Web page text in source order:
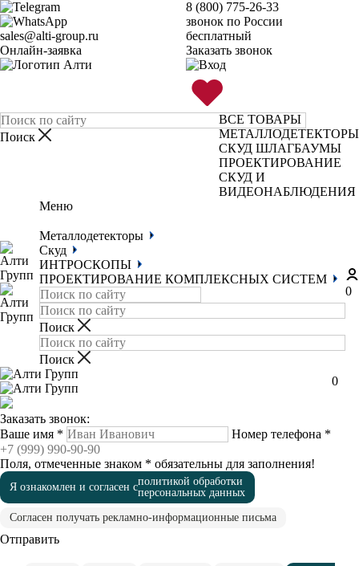
sales@alti-group.ru
Онлайн-заявка
8 (800) 775-26-33
звонок по России
бесплатный
Заказать звонок
ВСЕ ТОВАРЫ
МЕТАЛЛОДЕТЕКТОРЫ
СКУД ШЛАГБАУМЫ
ПРОЕКТИРОВАНИЕ
СКУД И
ВИДЕОНАБЛЮДЕНИЯ
Меню
Металлодетекторы
Скуд
ИНТРОСКОПЫ
ПРОЕКТИРОВАНИЕ КОМПЛЕКСНЫХ СИСТЕМ
0
0
Заказать звонок:
Ваше имя * Номер телефона *
Поля, отмеченные знаком * обязательны для заполнения!
Я ознакомлен и согласен сполитикой обработки
персональных данных
Согласен получать рекламно-информационные письма
Отправить